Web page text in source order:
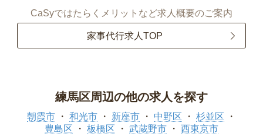
CaSyではたらくメリットなど求人概要のご案内
家事代行求人TOP
練馬区周辺の他の求人を探す
朝霞市 和光市 新座市 中野区
杉並区
豊島区
板橋区 武蔵野市 西東京市